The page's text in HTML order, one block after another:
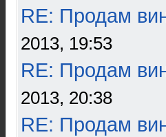
RE: Продам
2013, 19:53
RE: Продам
2013, 20:38
RE: Продам